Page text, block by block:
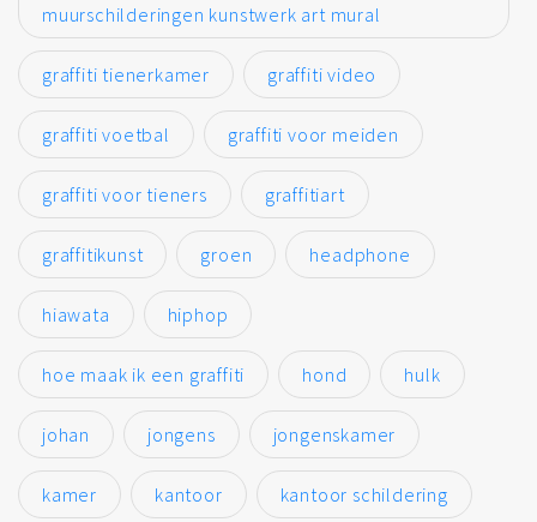
muurschilderingen kunstwerk art mural
graffiti tienerkamer graffiti video
graffiti voetbal graffiti voor meiden
graffiti voor tieners graffitiart
graffitikunst groen headphone
hiawata hiphop
hoe maak ik een graffiti hond hulk
johan jongens jongenskamer
kamer kantoor kantoor schildering